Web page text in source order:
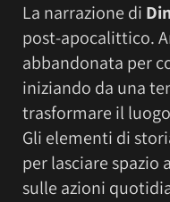
La narrazione di
post-apocalittico.
abbandonata per
iniziando da una
trasformare il
Gli elementi di
per lasciare spazio
sulle azioni